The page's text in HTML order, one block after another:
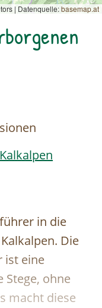
| Datenquelle:basemap.at
in die
Die
ist eine
Stege, ohne
macht diese